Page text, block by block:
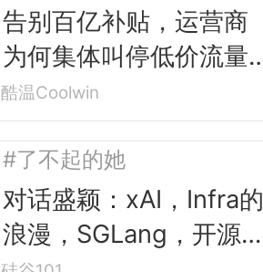
告别百亿补贴，运营商
为何集体叫停低价流量
卡？
酷温Coolwin
#了不起的她
对话盛颖：xAI，Infra的
浪漫，SGLang，开源，